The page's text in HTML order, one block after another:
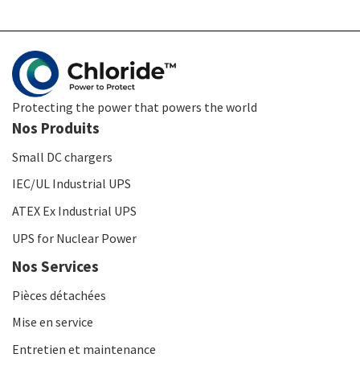
Protecting the power that powers the world
Nos Produits
Small DC chargers
IEC/UL Industrial UPS
ATEX Ex Industrial UPS
UPS for Nuclear Power
Nos Services
Pièces détachées
Mise en service
Entretien et maintenance